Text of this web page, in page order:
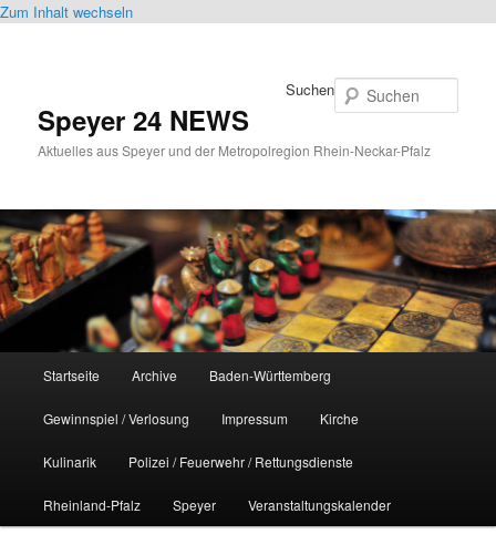
Zum Inhalt wechseln
Speyer 24 NEWS
Aktuelles aus Speyer und der Metropolregion Rhein-Neckar-Pfalz
Suchen
Startseite Archive Baden-Württemberg
Gewinnspiel / Verlosung Impressum Kirche
Kulinarik Polizei / Feuerwehr / Rettungsdienste
Rheinland-Pfalz Speyer Veranstaltungskalender